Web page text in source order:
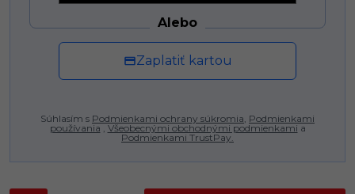
Alebo
Zaplatiť kartou
Súhlasím s Podmienkami ochrany súkromia, Podmienkami
používania , Všeobecnými obchodnými podmienkami a
Podmienkami TrustPay.